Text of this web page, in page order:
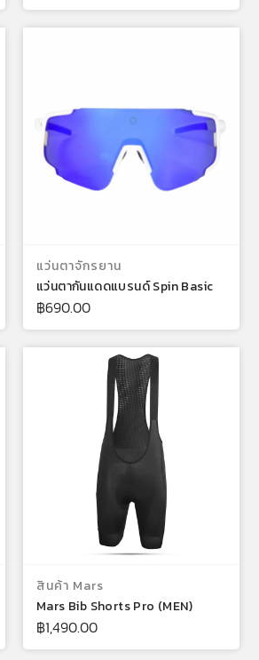
แว่นตาจักรยาน
แว่นตากันแดดแบรนด์ Spin Basic
฿690.00
เลือกรูปแบบ
สินค้า Mars
Mars Bib Shorts Pro (MEN)
฿1,490.00